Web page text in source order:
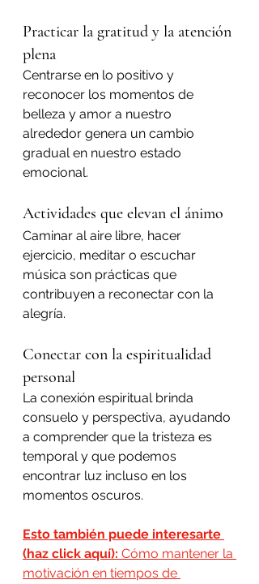
Practicar la gratitud y la atención
plena
Centrarse en lo positivo y
reconocer los momentos de
belleza y amor a nuestro
alrededor genera un cambio
gradual en nuestro estado
emocional.
Actividades que elevan el ánimo
Caminar al aire libre, hacer
ejercicio, meditar o escuchar
música son prácticas que
contribuyen a reconectar con la
alegría.
Conectar con la espiritualidad
personal
La conexión espiritual brinda
consuelo y perspectiva, ayudando
a comprender que la tristeza es
temporal y que podemos
encontrar luz incluso en los
momentos oscuros.
Esto también puede interesarte
(haz click aquí): Cómo mantener la
motivación en tiempos de